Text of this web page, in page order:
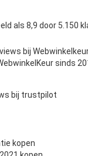
als 8,9 door 5.150
bij
sinds
bij trustpilot
kopen